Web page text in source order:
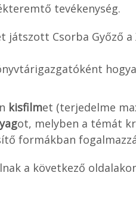
tevékenység.
Csorba Győző a
kisfilmet (terjedelme
ot, melyben a témát
formákban
a következő